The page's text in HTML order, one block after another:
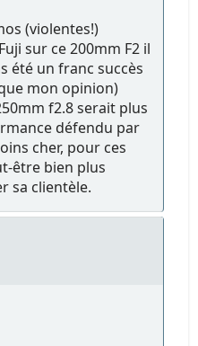
(violentes!)
sur ce 200mm F2 il
été un franc succès
mon opinion)
f2.8 serait plus
défendu par
cher, pour ces
être bien plus
sa clientèle.